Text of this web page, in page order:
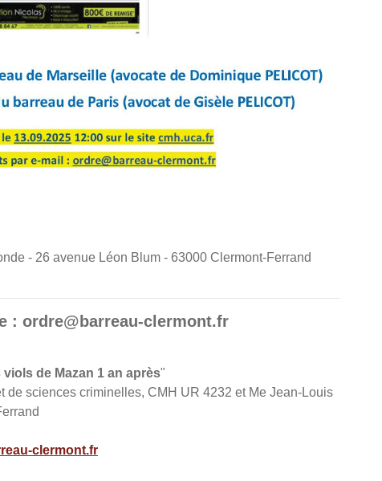
- 26 avenue Léon Blum - 63000 Clermont-Ferrand
: ordre@barreau-clermont.fr
de Mazan 1 an après"
de sciences criminelles, CMH UR 4232 et Me Jean-Louis
clermont.fr